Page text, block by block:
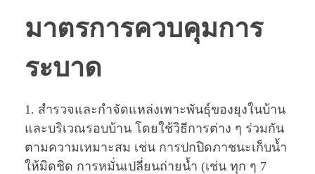
มาตรการควบคุมการ
ระบาด
1. สำรวจและกำจัดแหล่งเพาะพันธุ์ของยุงในบ้าน
และบริเวณรอบบ้าน โดยใช้วิธีการต่าง ๆ ร่วมกัน
ตามความเหมาะสม เช่น การปกปิดภาชนะเก็บนํ้า
ให้มิดชิด การหมั่นเปลี่ยนถ่ายนํ้า (เช่น ทุก ๆ 7